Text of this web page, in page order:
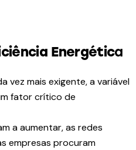
Energética
vez mais exigente, a variável
fator crítico de
a aumentar, as redes
empresas procuram